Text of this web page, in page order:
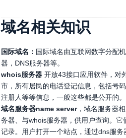
域名相关知识
国际域名： 国际域名由互联网数字分配
器，DNS服务器等。
whois服务器开放43接口应用软件，对
市，所有居民的电话登记信息，包括号
注册人等等信息，一般这些都是公开的。
域名服务器name server，域名服务器
务器、与whois服务器，供用户查询。
记录。用户打开一个站点，通过dns服